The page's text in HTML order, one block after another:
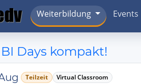
Weiterbildung Events
Days kompakt!
Teilzeit Virtual Classroom